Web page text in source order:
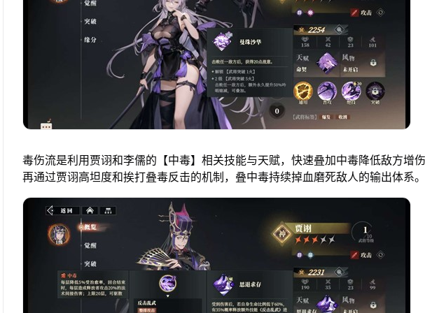
毒伤流是利用贾诩和李儒的【中毒】相关技能与天赋，快速叠加中毒降低敌方增伤
再通过贾诩高坦度和挨打叠毒反击的机制，叠中毒持续掉血磨死敌人的输出体系。